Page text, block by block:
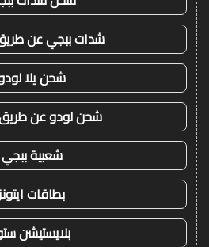
شدات ببجي عن
شحن يلا
شحن لودو عن طريق
شعبية ببجي
بطاقات
بلايستيشن